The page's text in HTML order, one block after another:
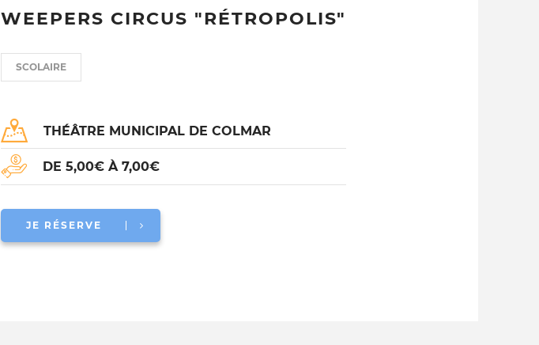
WEEPERS CIRCUS "RÉTROPOLIS"
SCOLAIRE
THÉÂTRE MUNICIPAL DE COLMAR
DE 5,00€ À 7,00€
JE RÉSERVE